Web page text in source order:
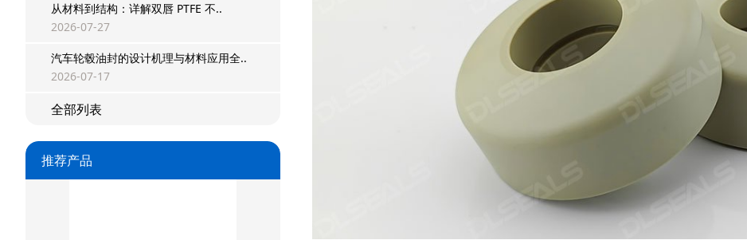
从材料到结构：详解双唇 PTFE 不..
2026-07-27
汽车轮毂油封的设计机理与材料应用全..
2026-07-17
全部列表
推荐产品
星型双O组合